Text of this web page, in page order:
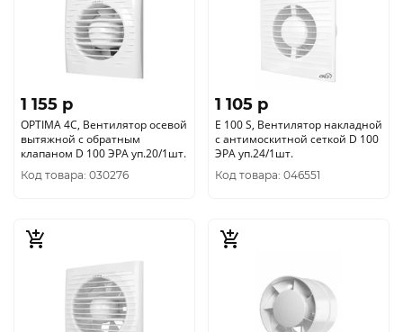
1 155 p
OPTIMA 4C, Вентилятор осевой
вытяжной с обратным
клапаном D 100 ЭРА уп.20/1шт.
Код товара: 030276
1 105 p
E 100 S, Вентилятор накладной
c антимоскитной сеткой D 100
ЭРА уп.24/1шт.
Код товара: 046551